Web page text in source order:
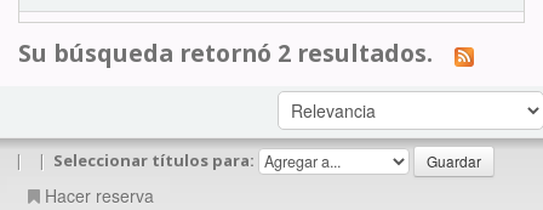
Su búsqueda retornó 2 resultados.
| | Seleccionar títulos para:
Hacer reserva